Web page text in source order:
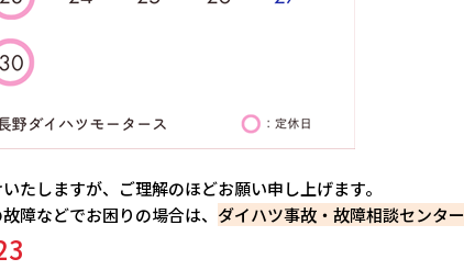
たしますが、ご理解のほどお願い申し上げます。
障などでお困りの場合は、 ダイハツ事故・故障相談センター